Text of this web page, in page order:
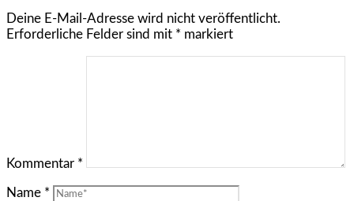
Deine E-Mail-Adresse wird nicht veröffentlicht.
Erforderliche Felder sind mit * markiert
Kommentar *
Name *